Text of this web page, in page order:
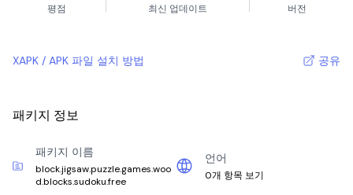
평점 최신 업데이트 버전
XAPK / APK 파일 설치 방법 공유
패키지 정보
패키지 이름
block.jigsaw.puzzle.games.woo
d.blocks.sudoku.free
언어
0개 항목 보기